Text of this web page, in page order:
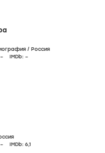
/ Россия
– IMDb: –
– IMDb: 6,1